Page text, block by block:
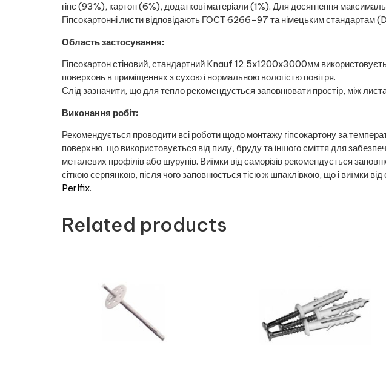
гіпс (93%), картон (6%), додаткові матеріали (1%). Для досягнення
Гіпсокартонні листи відповідають ГОСТ 6266-97 та німецьким стандартам
Область застосування:
Гіпсокартон стіновий, стандартний Knauf 12,5x1200x3000мм
поверхонь в приміщеннях з сухою і нормальною вологістю повітря.
Слід зазначити, що для тепло рекомендується заповнювати простір, між
Виконання робіт:
Рекомендується проводити всі роботи щодо монтажу гіпсокартону за
поверхню, що використовується від пилу, бруду та іншого сміття для
металевих профілів або шурупів. Виїмки від саморізів рекомендується
сіткою серпянкою, після чого заповнюється тією ж шпаклівкою, що і виїмки
Perlfix.
Related products